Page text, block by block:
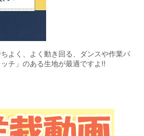
よく、よく動き回る、ダンスや作業パ
チ」のある生地が最適ですよ!!